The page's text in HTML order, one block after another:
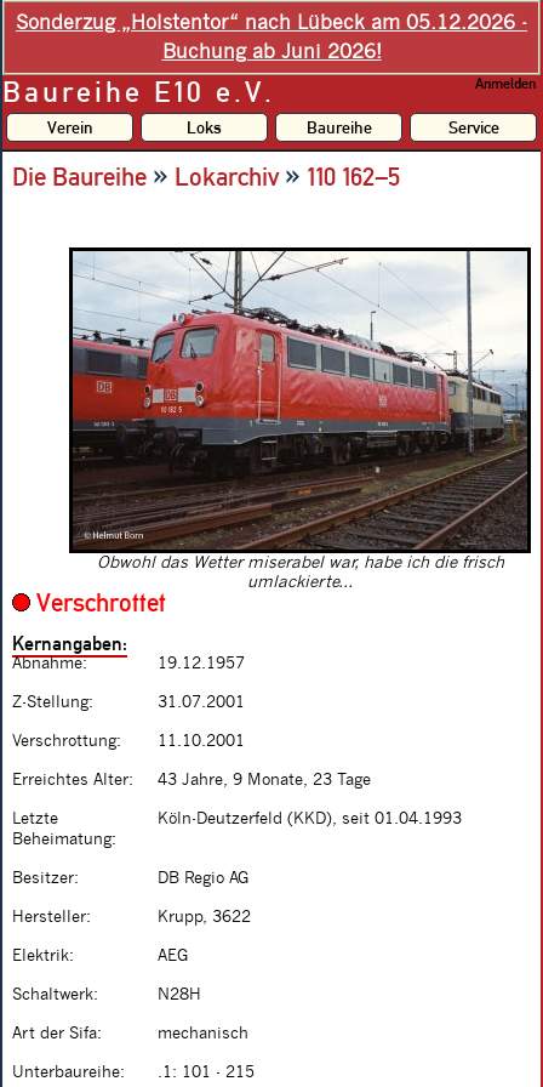
Sonderzug „Holstentor“ nach Lübeck am 05.12.2026 -
Buchung ab Juni 2026!
Baureihe E10 e.V. Anmelden
Verein Loks Baureihe Service
Die Baureihe » Lokarchiv» 110 162–5
Obwohl das Wetter miserabel war, habe ich die frisch
umlackierte...
Verschrottet
Kernangaben:
Abnahme: 19.12.1957
Z-Stellung: 31.07.2001
Verschrottung: 11.10.2001
Erreichtes Alter: 43 Jahre, 9 Monate, 23 Tage
Letzte
Beheimatung:
Köln-Deutzerfeld (KKD), seit 01.04.1993
Besitzer: DB Regio AG
Hersteller: Krupp, 3622
Elektrik: AEG
Schaltwerk: N28H
Art der Sifa: mechanisch
Unterbaureihe: .1: 101 - 215